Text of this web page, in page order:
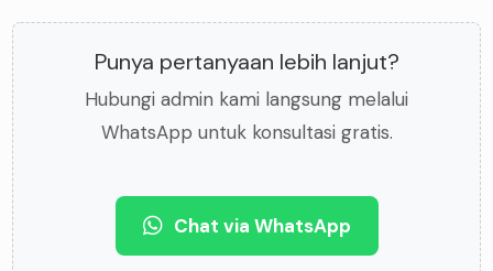
Punya pertanyaan lebih lanjut?
Hubungi admin kami langsung melalui
WhatsApp untuk konsultasi gratis.
Chat via WhatsApp